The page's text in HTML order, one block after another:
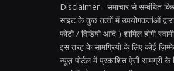
Disclaimer - समाचार से सम्बंधित
साइट के कुछ तत्वों में उपयोगकर्ताओं
फोटो / विडियो आदि ) शामिल होगी
इस तरह के सामग्रियों के लिए कोई
न्यूज़ पोर्टल में प्रकाशित ऐसी सामग्री